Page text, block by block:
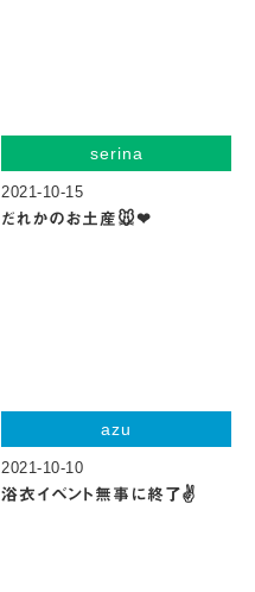
serina
2021-10-15
だれかのお土産🐭❤︎
azu
2021-10-10
浴衣イベント無事に終了✌️